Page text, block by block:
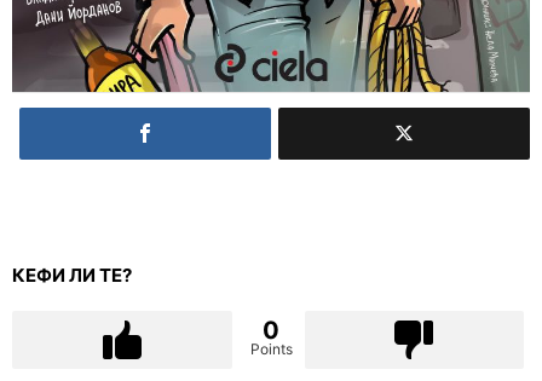
КЕФИ ЛИ ТЕ?
0
Points